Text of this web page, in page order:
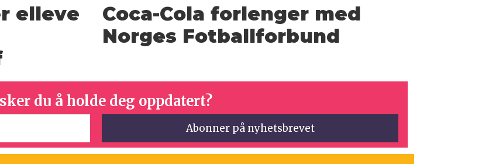
elleve
Coca-Cola forlenger med
Norges Fotballforbund
du å holde deg oppdatert?